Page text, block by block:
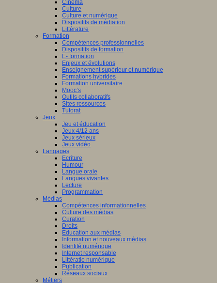
Cinéma
Culture
Culture et numérique
Dispositifs de médiation
Littérature
Formation
Compétences professionnelles
Dispositifs de formation
E- formation
Enjeux et évolutions
Enseignement supérieur et numérique
Formations hybrides
Formation universitaire
Mooc’s
Outils collaboratifs
Sites ressources
Tutorat
Jeux
Jeu et éducation
Jeux 4/12 ans
Jeux sérieux
Jeux vidéo
Langages
Ecriture
Humour
Langue orale
Langues vivantes
Lecture
Programmation
Médias
Compétences informationnelles
Culture des médias
Curation
Droits
Education aux médias
Information et nouveaux médias
Identité numérique
Internet responsable
Littératie numérique
Publication
Réseaux sociaux
Métiers